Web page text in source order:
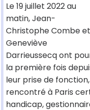
Le 19 juillet 2022 au
matin, Jean-
Christophe Combe et
Geneviève
Darrieussecq ont
la première fois
leur prise de fonction,
rencontré à Paris
handicap,